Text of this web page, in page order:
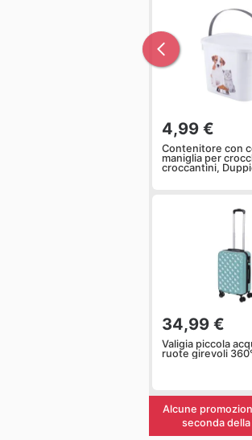
4,99 €
Contenitore con
maniglia per
croccantini,
34,99 €
Valigia piccola
ruote girevoli
Alcune
seconda